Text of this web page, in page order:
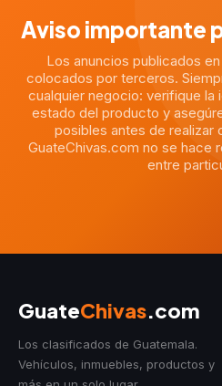
Aviso importante
Los anuncios publicados
colocados por terceros.
cualquier negocio: verifique la
estado del producto y
posibles antes de realizar
GuateChivas.com no se hace
entre
GuateChivas.com
Los clasificados de Guatemala.
Vehículos, inmuebles, productos y